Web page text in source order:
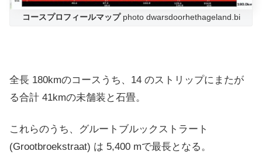
コースプロフィールマップphoto dwarsdoorhethageland.bi
全長 180kmのコースうち、14 のストリップにまたが
る合計 41kmの未舗装と石畳。
これらのうち、グルートブルックストラート
(Grootbroekstraat) は 5,400 mで最長となる。